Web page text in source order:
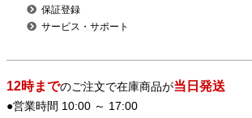
保証登録
サービス・サポート
12時までのご注文で在庫商品が当日発送
●営業時間 10:00 ～ 17:00